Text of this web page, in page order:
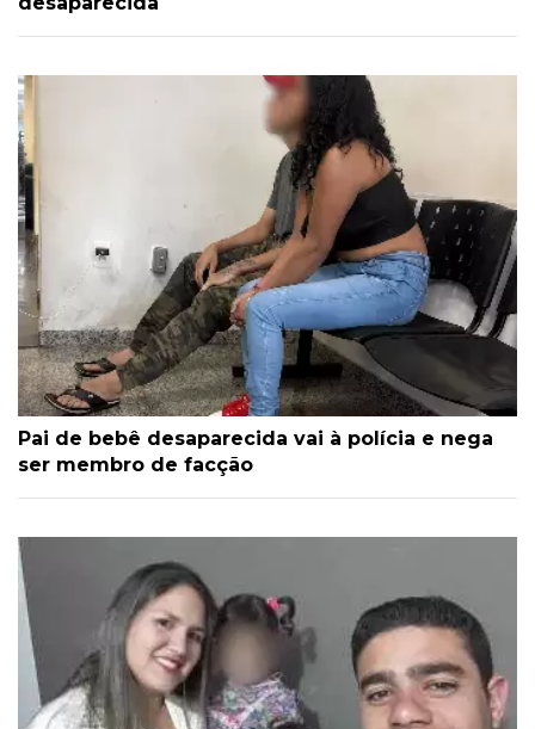
Pai de bebê desaparecida vai à polícia e nega
ser membro de facção